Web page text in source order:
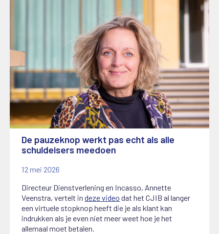
De pauzeknop werkt pas echt als alle
schuldeisers meedoen
12 mei 2026
Directeur Dienstverlening en Incasso, Annette
Veenstra, vertelt indeze video dat het CJIB al langer
een virtuele stopknop heeft die je als klant kan
indrukken als je even niet meer weet hoe je het
allemaal moet betalen.